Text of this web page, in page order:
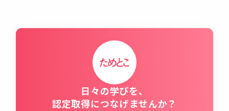
日々の学びを、
認定取得につなげませんか？